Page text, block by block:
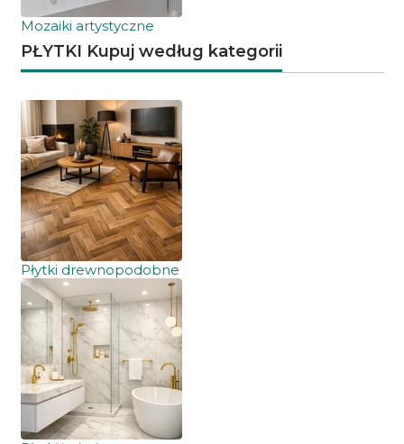
Mozaiki artystyczne
PŁYTKI Kupuj według kategorii
Płytki drewnopodobne